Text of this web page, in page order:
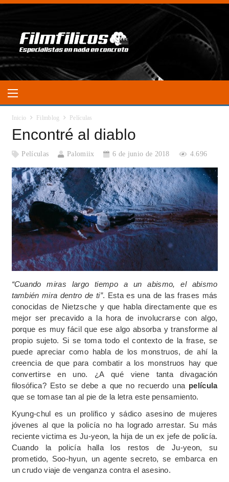
Inicio Filmblog Películas
Encontré al diablo
Películas Palomiix 6 de junio de 2018 4.696
“Cuando miras largo tiempo a un abismo, el abismo
también mira dentro de ti”. Esta es una de las frases más
conocidas de Nietzsche y que habla directamente que es
mejor ser precavido a la hora de involucrarse con algo,
porque es muy fácil que ese algo absorba y transforme al
propio sujeto. Si se toma todo el contexto de la frase, se
puede apreciar como habla de los monstruos, de ahí la
creencia de que para combatir a los monstruos hay que
convertirse en uno. ¿A qué viene tanta divagación
filosófica? Esto se debe a que no recuerdo una película
que se tomase tan al pie de la letra este pensamiento.
Kyung-chul es un prolífico y sádico asesino de mujeres
jóvenes al que la policía no ha logrado arrestar. Su más
reciente victima es Ju-yeon, la hija de un ex jefe de policía.
Cuando la policía halla los restos de Ju-yeon, su
prometido, Soo-hyun, un agente secreto, se embarca en
un crudo viaje de venganza contra el asesino.